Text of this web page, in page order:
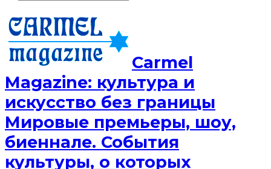
Сarmel
Magazine: культура и
искусство без границы
Мировые премьеры, шоу,
биеннале. События
культуры, о которых